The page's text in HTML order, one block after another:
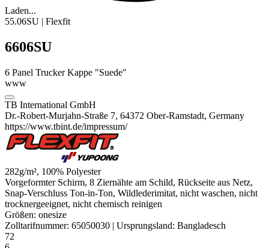
Laden...
55.06SU | Flexfit
6606SU
6 Panel Trucker Kappe "Suede"
www
TB International GmbH
Dr.-Robert-Murjahn-Straße 7, 64372 Ober-Ramstadt, Germany
https://www.tbint.de/impressum/
282g/m², 100% Polyester
Vorgeformter Schirm, 8 Ziernähte am Schild, Rückseite aus Netz,
Snap-Verschluss Ton-in-Ton, Wildlederimitat, nicht waschen, nicht
trocknergeeignet, nicht chemisch reinigen
Größen: onesize
Zolltarifnummer: 65050030 | Ursprungsland: Bangladesch
72